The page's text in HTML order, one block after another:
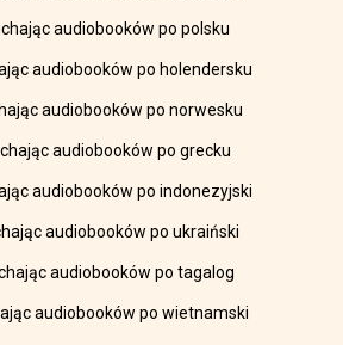
audiobooków po polsku
audiobooków po holendersku
audiobooków po norwesku
audiobooków po grecku
audiobooków po indonezyjski
audiobooków po ukraiński
audiobooków po tagalog
audiobooków po wietnamski